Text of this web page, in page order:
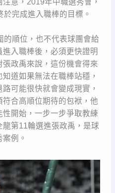
完成進入職棒的目標。
的順位，也不代表球團會給
入職棒後，必須更快證明
政禹來說，這份機會得來
道如果無法在職棒站穩，
可能很快就會變成現實，
合高順位期待的包袱，他
開始，一步一步爭取教練
第11輪選進張政禹，是球
例。